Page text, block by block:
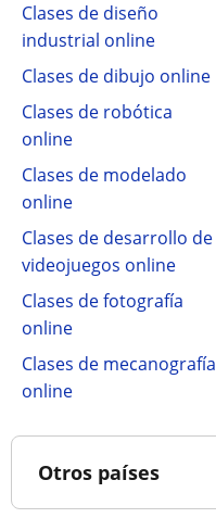
Clases de diseño
industrial online
Clases de dibujo online
Clases de robótica
online
Clases de modelado
online
Clases de desarrollo de
videojuegos online
Clases de fotografía
online
Clases de mecanografía
online
Otros países